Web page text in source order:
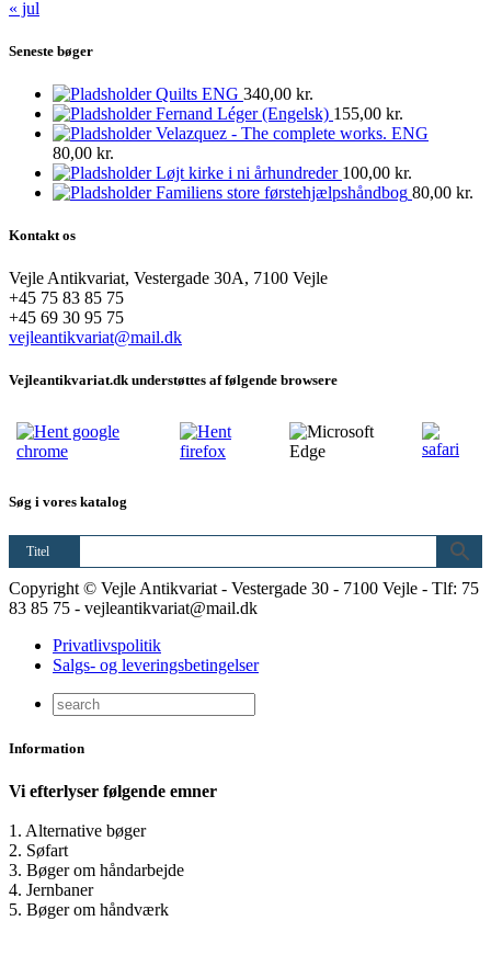
« jul
Seneste bøger
Quilts ENG 340,00 kr.
Fernand Léger (Engelsk) 155,00 kr.
Velazquez - The complete works. ENG
80,00 kr.
Løjt kirke i ni århundreder 100,00 kr.
Familiens store førstehjælpshåndbog 80,00 kr.
Kontakt os
Vejle Antikvariat, Vestergade 30A, 7100 Vejle
+45 75 83 85 75
+45 69 30 95 75
vejleantikvariat@mail.dk
Vejleantikvariat.dk understøttes af følgende browsere
Søg i vores katalog
Titel
Copyright © Vejle Antikvariat - Vestergade 30 - 7100 Vejle - Tlf: 75
83 85 75 - vejleantikvariat@mail.dk
Privatlivspolitik
Salgs- og leveringsbetingelser
Information
Vi efterlyser følgende emner
1. Alternative bøger
2. Søfart
3. Bøger om håndarbejde
4. Jernbaner
5. Bøger om håndværk